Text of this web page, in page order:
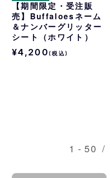
【期間限定・受注販
売】Buffaloesネーム
＆ナンバーグリッター
シート（ホワイト）
¥4,200 (税込)
1 - 50 /